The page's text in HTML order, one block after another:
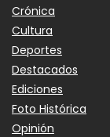
Crónica
Cultura
Deportes
Destacados
Ediciones
Foto Histórica
Opinión